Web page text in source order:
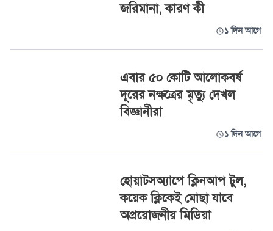
জরিমানা, কারণ কী
১ দিন আগে
এবার ৫০ কোটি আলোকবর্ষ
দূরের নক্ষত্রের মৃত্যু দেখল
বিজ্ঞানীরা
১ দিন আগে
হোয়াটসঅ্যাপে ক্লিনআপ টুল,
কয়েক ক্লিকেই মোছা যাবে
অপ্রয়োজনীয় মিডিয়া